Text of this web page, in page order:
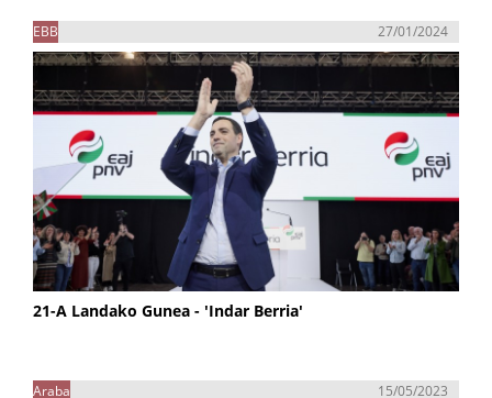
EBB 27/01/2024
21-A Landako Gunea - 'Indar Berria'
Araba 15/05/2023